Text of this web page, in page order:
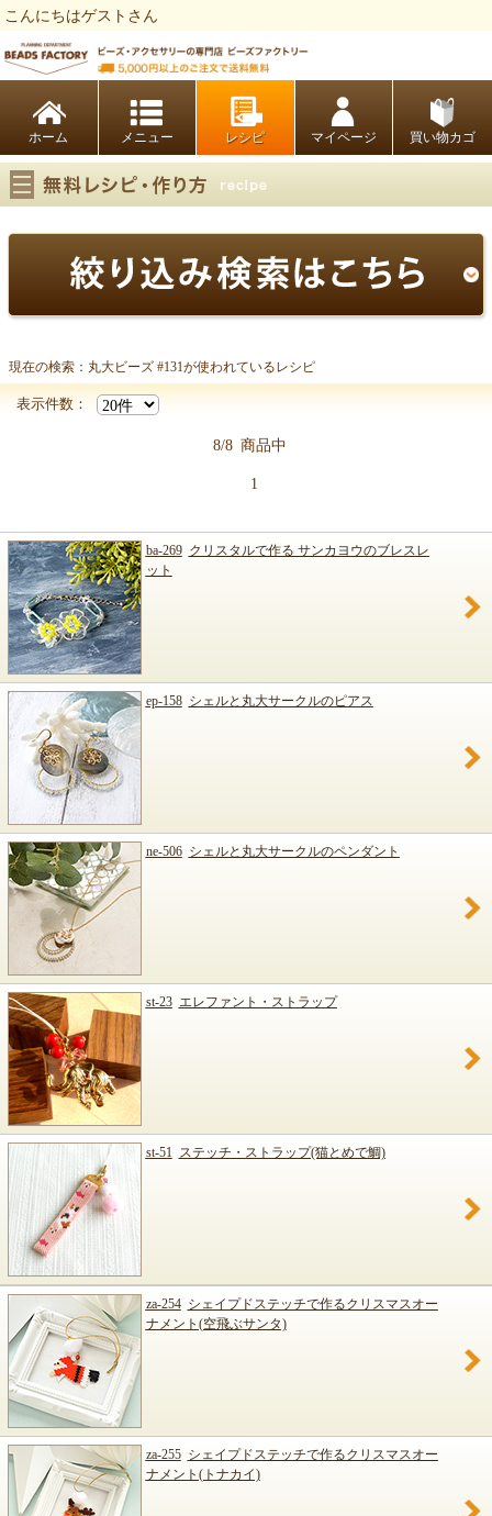
こんにちはゲストさん
ホーム レシピ マイページ 買い物カゴ
丸大ビーズ #131
現在の検索：丸大ビーズ #131が使われているレシピ
表示件数：
8/8 商品中
1
ba-269 クリスタルで作る サンカヨウのブレスレ
ット
ep-158 シェルと丸大サークルのピアス
ne-506 シェルと丸大サークルのペンダント
st-23 エレファント・ストラップ
st-51 ステッチ・ストラップ(猫とめで鯛)
za-254 シェイプドステッチで作るクリスマスオー
ナメント(空飛ぶサンタ)
za-255 シェイプドステッチで作るクリスマスオー
ナメント(トナカイ)